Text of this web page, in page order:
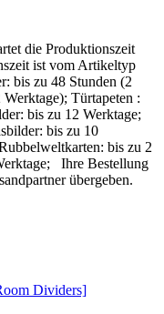
die Produktionszeit
ist vom Artikeltyp
bis zu 48 Stunden (2
Türtapeten :
bis zu 12 Werktage;
bis zu 10
bis zu 2
Ihre Bestellung
übergeben.
Dividers]